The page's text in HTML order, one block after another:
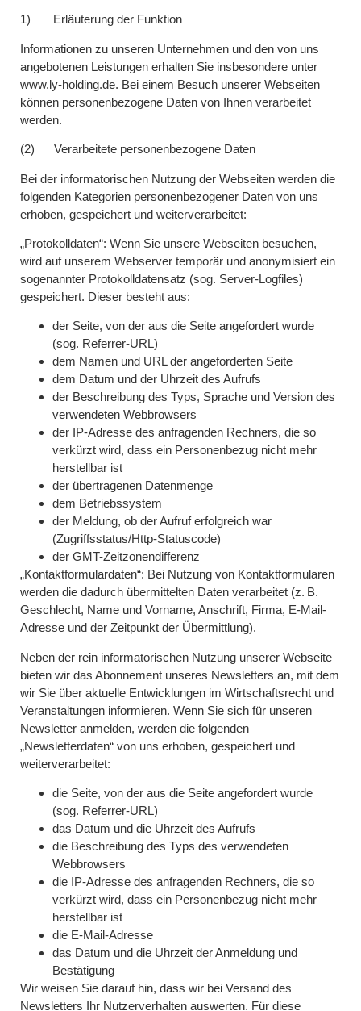
1) Erläuterung der Funktion
Informationen zu unseren Unternehmen und den von uns
angebotenen Leistungen erhalten Sie insbesondere unter
www.ly-holding.de. Bei einem Besuch unserer Webseiten
können personenbezogene Daten von Ihnen verarbeitet
werden.
(2) Verarbeitete personenbezogene Daten
Bei der informatorischen Nutzung der Webseiten werden die
folgenden Kategorien personenbezogener Daten von uns
erhoben, gespeichert und weiterverarbeitet:
„Protokolldaten“: Wenn Sie unsere Webseiten besuchen,
wird auf unserem Webserver temporär und anonymisiert ein
sogenannter Protokolldatensatz (sog. Server-Logfiles)
gespeichert. Dieser besteht aus:
der Seite, von der aus die Seite angefordert wurde
(sog. Referrer-URL)
dem Namen und URL der angeforderten Seite
dem Datum und der Uhrzeit des Aufrufs
der Beschreibung des Typs, Sprache und Version des
verwendeten Webbrowsers
der IP-Adresse des anfragenden Rechners, die so
verkürzt wird, dass ein Personenbezug nicht mehr
herstellbar ist
der übertragenen Datenmenge
dem Betriebssystem
der Meldung, ob der Aufruf erfolgreich war
(Zugriffsstatus/Http-Statuscode)
der GMT-Zeitzonendifferenz
„Kontaktformulardaten“: Bei Nutzung von Kontaktformularen
werden die dadurch übermittelten Daten verarbeitet (z. B.
Geschlecht, Name und Vorname, Anschrift, Firma, E-Mail-
Adresse und der Zeitpunkt der Übermittlung).
Neben der rein informatorischen Nutzung unserer Webseite
bieten wir das Abonnement unseres Newsletters an, mit dem
wir Sie über aktuelle Entwicklungen im Wirtschaftsrecht und
Veranstaltungen informieren. Wenn Sie sich für unseren
Newsletter anmelden, werden die folgenden
„Newsletterdaten“ von uns erhoben, gespeichert und
weiterverarbeitet:
die Seite, von der aus die Seite angefordert wurde
(sog. Referrer-URL)
das Datum und die Uhrzeit des Aufrufs
die Beschreibung des Typs des verwendeten
Webbrowsers
die IP-Adresse des anfragenden Rechners, die so
verkürzt wird, dass ein Personenbezug nicht mehr
herstellbar ist
die E-Mail-Adresse
das Datum und die Uhrzeit der Anmeldung und
Bestätigung
Wir weisen Sie darauf hin, dass wir bei Versand des
Newsletters Ihr Nutzerverhalten auswerten. Für diese